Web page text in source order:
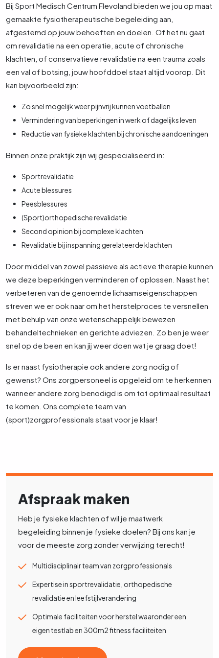
Bij Sport Medisch Centrum Flevoland bieden we jou op maat
gemaakte fysiotherapeutische begeleiding aan,
afgestemd op jouw behoeften en doelen. Of het nu gaat
om revalidatie na een operatie, acute of chronische
klachten, of conservatieve revalidatie na een trauma zoals
een val of botsing, jouw hoofddoel staat altijd voorop. Dit
kan bijvoorbeeld zijn:
Zo snel mogelijk weer pijnvrij kunnen voetballen
Vermindering van beperkingen in werk of dagelijks leven
Reductie van fysieke klachten bij chronische aandoeningen
Binnen onze praktijk zijn wij gespecialiseerd in:
Sportrevalidatie
Acute blessures
Peesblessures
(Sport)orthopedische revalidatie
Second opinion bij complexe klachten
Revalidatie bij inspanning gerelateerde klachten
Door middel van zowel passieve als actieve therapie kunnen
we deze beperkingen verminderen of oplossen. Naast het
verbeteren van de genoemde lichaamseigenschappen
streven we er ook naar om het herstelproces te versnellen
met behulp van onze wetenschappelijk bewezen
behandeltechnieken en gerichte adviezen. Zo ben je weer
snel op de been en kan jij weer doen wat je graag doet!
Is er naast fysiotherapie ook andere zorg nodig of
gewenst? Ons zorgpersoneel is opgeleid om te herkennen
wanneer andere zorg benodigd is om tot optimaal resultaat
te komen. Ons complete team van
(sport)zorgprofessionals staat voor je klaar!
Afspraak maken
Heb je fysieke klachten of wil je maatwerk
begeleiding binnen je fysieke doelen? Bij ons kan je
voor de meeste zorg zonder verwijzing terecht!
Multidisciplinair team van zorgprofessionals
Expertise in sportrevalidatie, orthopedische
revalidatie en leefstijlverandering
Optimale faciliteiten voor herstel waaronder een
eigen testlab en 300m2 fitness faciliteiten